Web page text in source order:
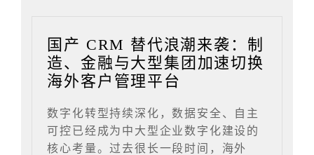
国产 CRM 替代浪潮来袭：制
造、金融与大型集团加速切换
海外客户管理平台
数字化转型持续深化，数据安全、自主
可控已经成为中大型企业数字化建设的
核心考量。过去很长一段时间，海外